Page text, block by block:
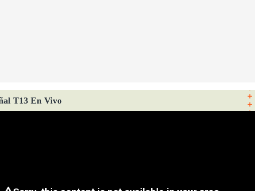
T13 En Vivo